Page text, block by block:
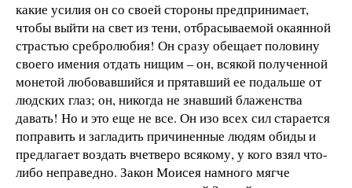
какие усилия он со своей стороны предпринимает,
чтобы выйти на свет из тени, отбрасываемой окаянной
страстью сребролюбия! Он сразу обещает половину
своего имения отдать нищим – он, всякой полученной
монетой любовавшийся и прятавший ее подальше от
людских глаз; он, никогда не знавший блаженства
давать! Но и это еще не все. Он изо всех сил старается
поправить и загладить причиненные людям обиды и
предлагает воздать вчетверо всякому, у кого взял что-
либо неправедно. Закон Моисея намного мягче